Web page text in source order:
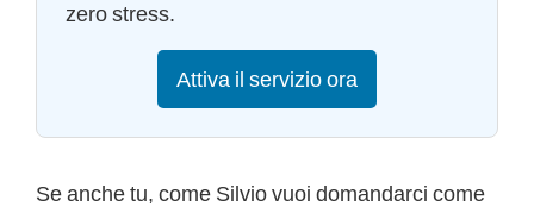
zero stress.
Attiva il servizio ora
Se anche tu, come Silvio vuoi domandarci come